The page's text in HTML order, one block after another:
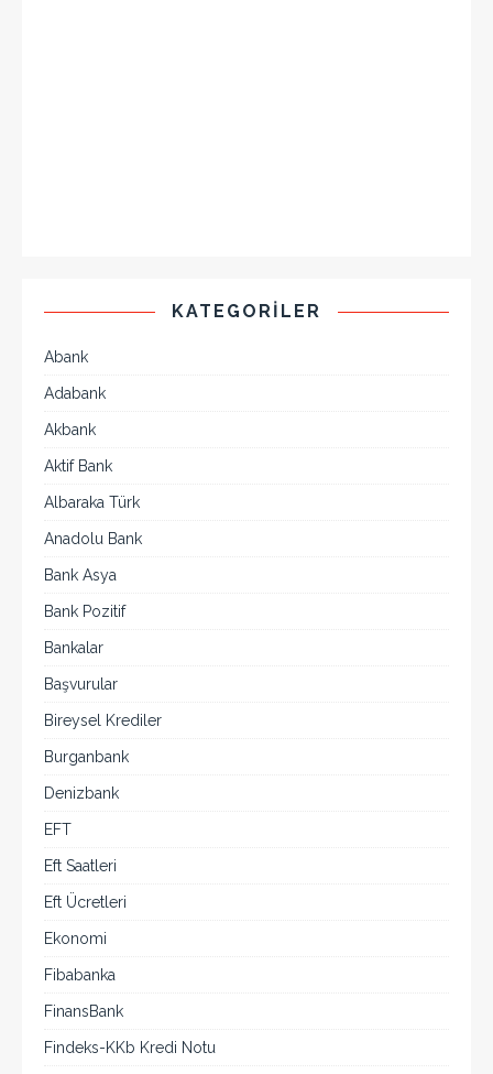
KATEGORILER
Abank
Adabank
Akbank
Aktif Bank
Albaraka Türk
Anadolu Bank
Bank Asya
Bank Pozitif
Bankalar
Başvurular
Bireysel Krediler
Burganbank
Denizbank
EFT
Eft Saatleri
Eft Ücretleri
Ekonomi
Fibabanka
FinansBank
Findeks-KKb Kredi Notu